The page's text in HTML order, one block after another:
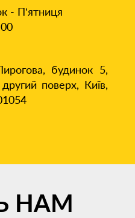
- П’ятниця
будинок 5,
поверх, Київ,
НАМ